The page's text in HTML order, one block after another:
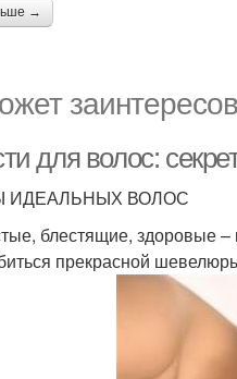
→
для волос:
ИДЕАЛЬНЫХ ВОЛОС
блестящие, здоровые
прекрасной